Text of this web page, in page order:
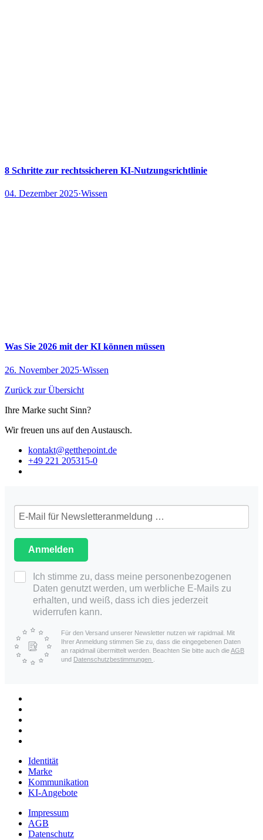
8 Schritte zur rechtssicheren KI-Nutzungsrichtlinie
04. Dezember 2025·Wissen
Was Sie 2026 mit der KI können müssen
26. November 2025·Wissen
Zurück zur Übersicht
Ihre Marke sucht Sinn?
Wir freuen uns auf den Austausch.
kontakt@getthepoint.de
+49 221 205315-0
Anmelden
Ich stimme zu, dass meine personenbezogenen
Daten genutzt werden, um werbliche E-Mails zu
erhalten, und weiß, dass ich dies jederzeit
widerrufen kann.
Für den Versand unserer Newsletter nutzen wir rapidmail. Mit
Ihrer Anmeldung stimmen Sie zu, dass die eingegebenen Daten
an rapidmail übermittelt werden. Beachten Sie bitte auch dieAGB
und Datenschutzbestimmungen
Identität
Marke
Kommunikation
KI-Angebote
Impressum
AGB
Datenschutz